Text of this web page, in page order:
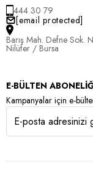
444 30 79
[email protected]
Barış Mah. Defne Sok.
Nilüfer / Bursa
E-BÜLTEN
Kampanyalar için e-